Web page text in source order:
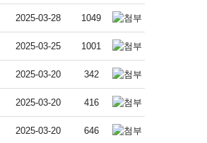
2025-03-28 1049
2025-03-25 1001
2025-03-20 342
2025-03-20 416
2025-03-20 646